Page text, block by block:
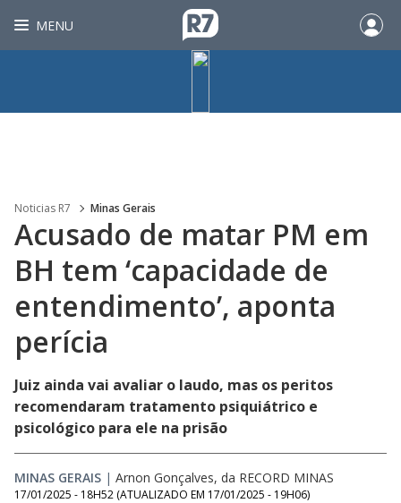
MENU
Noticias R7 Minas Gerais
Acusado de matar PM em
BH tem ‘capacidade de
entendimento’, aponta
perícia
Juiz ainda vai avaliar o laudo, mas os peritos
recomendaram tratamento psiquiátrico e
psicológico para ele na prisão
MINAS GERAIS | Arnon Gonçalves, da RECORD MINAS
17/01/2025 - 18H52 (ATUALIZADO EM 17/01/2025 - 19H06)